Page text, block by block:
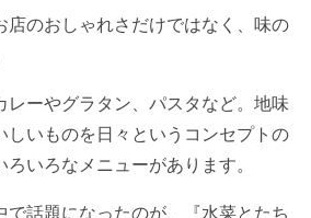
店のおしゃれさだけではなく、味の
レーやグラタン、パスタなど。地味
しいものを日々というコンセプトの
いろなメニューがあります。
で話題になったのが、『水菜とたち